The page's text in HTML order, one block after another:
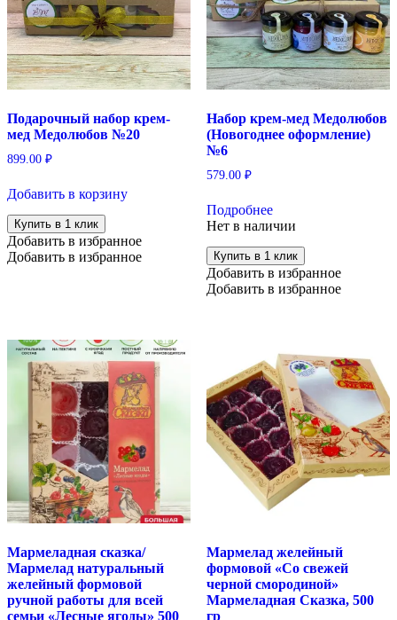
Подарочный набор крем-
мед Медолюбов №20
899.00 ₽
Добавить в корзину
Купить в 1 клик
Добавить в избранное
Добавить в избранное
Набор крем-мед Медолюбов
(Новогоднее оформление)
№6
579.00 ₽
Подробнее
Нет в наличии
Купить в 1 клик
Добавить в избранное
Добавить в избранное
Мармеладная сказка/
Мармелад натуральный
желейный формовой
ручной работы для всей
семьи «Лесные ягоды» 500
Мармелад желейный
формовой «Со свежей
черной смородиной»
Мармеладная Сказка, 500
гр